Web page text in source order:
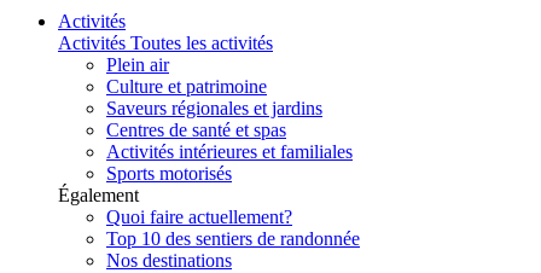
Activités
Activités Toutes les activités
Plein air
Culture et patrimoine
Saveurs régionales et jardins
Centres de santé et spas
Activités intérieures et familiales
Sports motorisés
Également
Quoi faire actuellement?
Top 10 des sentiers de randonnée
Nos destinations